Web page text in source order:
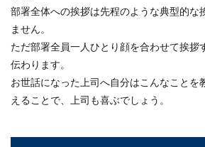
しまう理由と成功
「サプライズでプロポ
んな事を耳にすると、
の？と男性陣...
部署全体への挨拶は先程のような典型的な
ません。
ただ部署全員一人ひとり顔を合わせて挨拶
伝わります。
お世話になった上司へ自分はこんなことを
えることで、上司も喜ぶでしょう。